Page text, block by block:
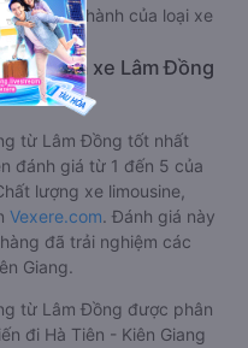
giá thành của loại xe
giá nhà xe Lâm Đồng
từ Lâm Đồng tốt nhất
đánh giá từ 1 đến 5 của
lượng xe limousine,
Vexere.com. Đánh giá này
đã trải nghiệm các
Giang.
từ Lâm Đồng được phân
đi Hà Tiên - Kiên Giang